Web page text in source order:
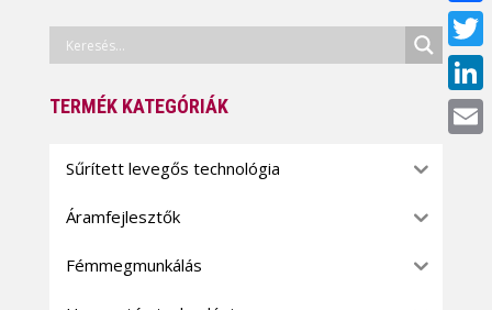
TERMÉK KATEGÓRIÁK
Sűrített levegős technológia
Áramfejlesztők
Fémmegmunkálás